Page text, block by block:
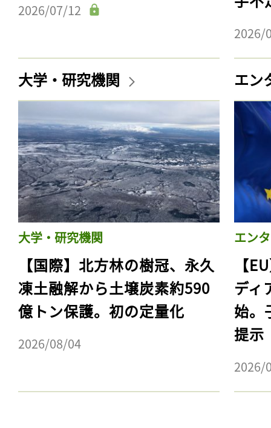
2026/07/12
2026/
大学・研究機関
大学・研究機関
【国際】北方林の樹冠、永久
凍土融解から土壌炭素約590
億トン保護。初の定量化
2026/08/04
エン
エン
【
ディ
始。
提示
2026/